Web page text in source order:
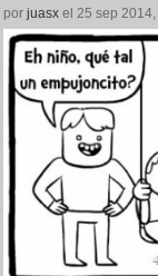
por juasx el 25 sep 2014,